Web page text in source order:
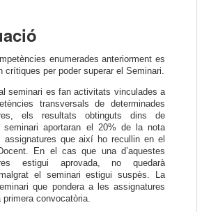
enumerades anteriorment es
crítiques per poder superar el Seminari.
seminari es fan activitats vinculades a
transversals de determinades
els resultats obtinguts dins de
seminari aportaran el 20% de la nota
que així ho recullin en el
En el cas que una d’aquestes
estigui aprovada, no quedarà
el seminari estigui suspès. La
que pondera a les assignatures
primera convocatòria.